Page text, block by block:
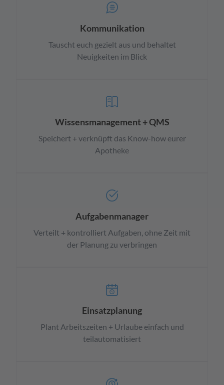
Kommunikation
Tauscht euch gezielt aus und behaltet
Neuigkeiten im Blick
Wissensmanagement + QMS
Speichert + verknüpft das Know-how eurer
Apotheke
Aufgabenmanager
Verteilt + kontrolliert Aufgaben, ohne Zeit mit
der Planung zu verbringen
Einsatzplanung
Plant Arbeitszeiten + Urlaube einfach und
teilautomatisiert